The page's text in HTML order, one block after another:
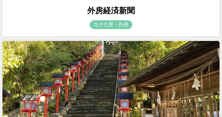
外房経済新聞
九十九里・外房